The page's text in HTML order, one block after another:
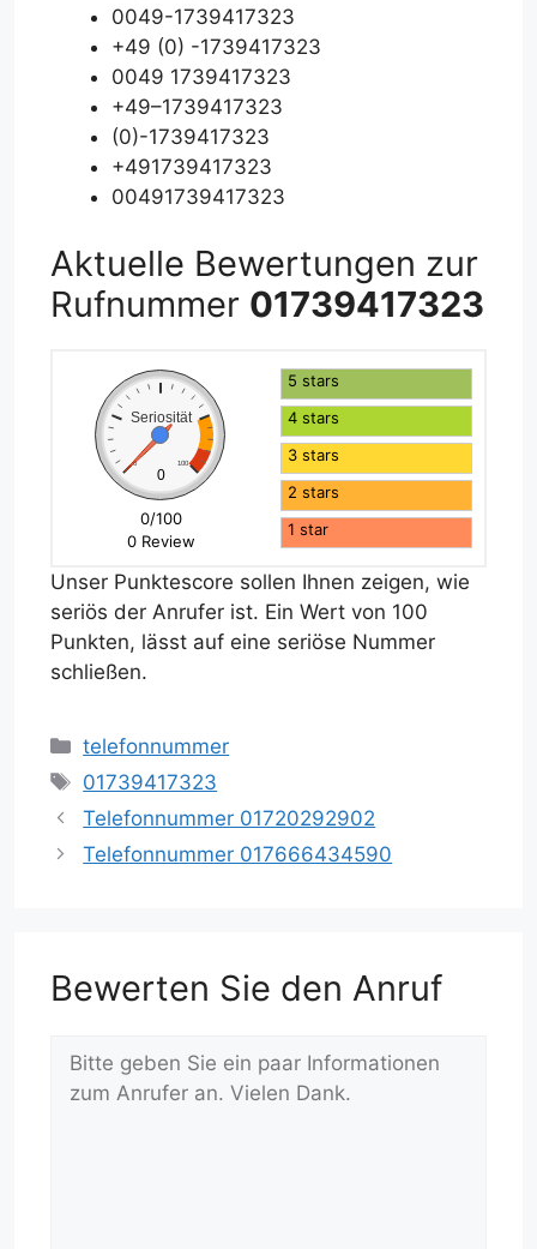
0049-1739417323
+49 (0) -1739417323
0049 1739417323
+49–1739417323
(0)-1739417323
+491739417323
00491739417323
Aktuelle Bewertungen zur
Rufnummer 01739417323
Seriosität
0 100
0
0/100
0 Review
5 stars
4 stars
3 stars
2 stars
1 star
Unser Punktescore sollen Ihnen zeigen, wie
seriös der Anrufer ist. Ein Wert von 100
Punkten, lässt auf eine seriöse Nummer
schließen.
Kategorien
telefonnummer
Schlagwörter
01739417323
Telefonnummer 01720292902
Telefonnummer 017666434590
Bewerten Sie den Anruf